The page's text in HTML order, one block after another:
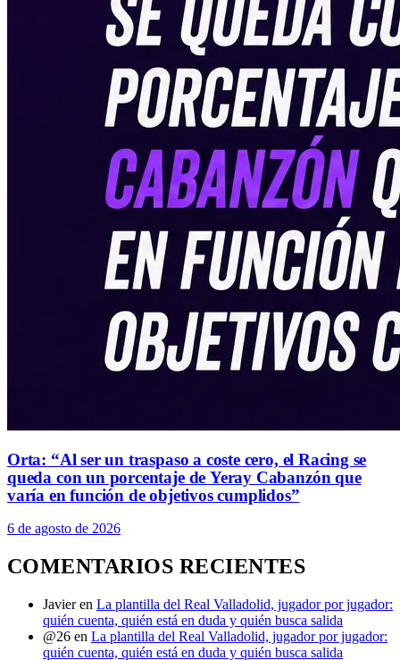
Orta: “Al ser un traspaso a coste cero, el Racing se
queda con un porcentaje de Yeray Cabanzón que
varía en función de objetivos cumplidos”
6 de agosto de 2026
COMENTARIOS RECIENTES
Javier en La plantilla del Real Valladolid, jugador por jugador:
quién cuenta, quién está en duda y quién busca salida
@26 en La plantilla del Real Valladolid, jugador por jugador:
quién cuenta, quién está en duda y quién busca salida